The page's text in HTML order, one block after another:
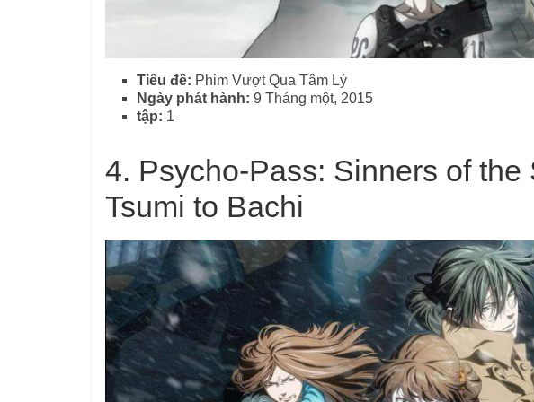
Tiêu đề: Phim Vượt Qua Tâm Lý
Ngày phát hành: 9 Tháng một, 2015
tập: 1
4. Psycho-Pass: Sinners of the
Tsumi to Bachi